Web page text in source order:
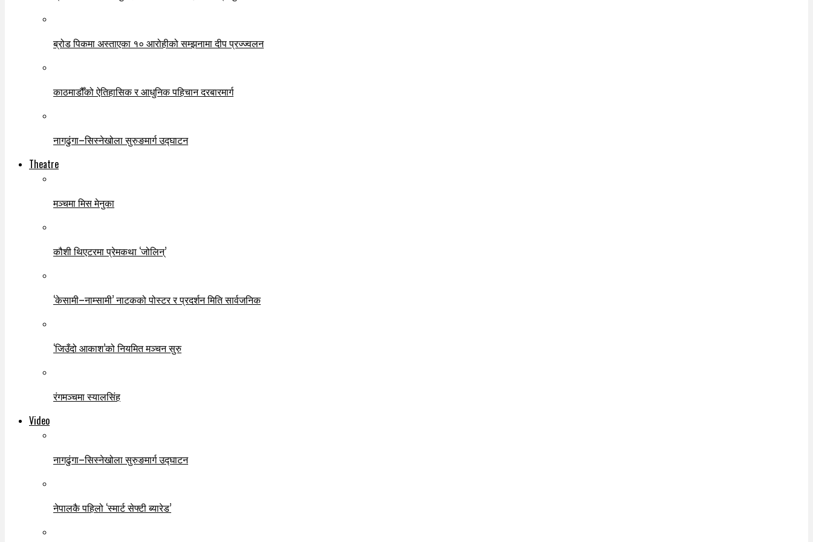
ब्रोड पिकमा अस्ताएका १० आरोहीको सम्झनामा दीप प्रज्ज्वलन
काठमाडौँको ऐतिहासिक र आधुनिक पहिचान दरबारमार्ग
नागढुंगा–सिस्नेखोला सुरुङमार्ग उद्घाटन
Theatre
मञ्चमा मिस मेनुका
कौशी थिएटरमा प्रेमकथा ‘जोलिन्’
‘केसामी–नाम्सामी’ नाटकको पोस्टर र प्रदर्शन मिति सार्वजनिक
‘जिउँदो आकाश’को नियमित मञ्चन सुरु
रंगमञ्चमा स्यालसिंह
Video
नागढुंगा–सिस्नेखोला सुरुङमार्ग उद्घाटन
नेपालकै पहिलो ‘स्मार्ट सेफ्टी ब्यारेड’